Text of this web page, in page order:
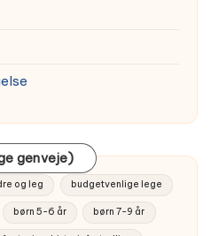
genveje)
og leg budgetvenlige lege
børn 5-6 år børn 7-9 år